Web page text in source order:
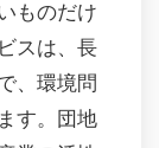
ものだけ
スは、長
、環境問
す。団地